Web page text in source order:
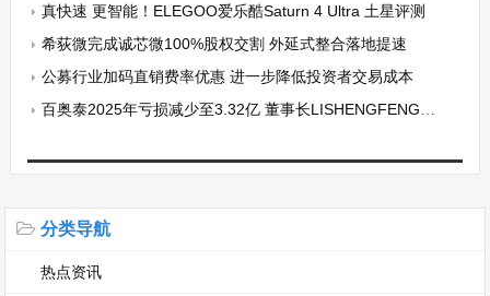
真快速 更智能！ELEGOO爱乐酷Saturn 4 Ultra ⼟星评测
希荻微完成诚芯微100%股权交割 外延式整合落地提速
公募行业加码直销费率优惠 进一步降低投资者交易成本
百奥泰2025年亏损减少至3.32亿 董事长LISHENGFENG薪酬260.51万
分类导航
热点资讯